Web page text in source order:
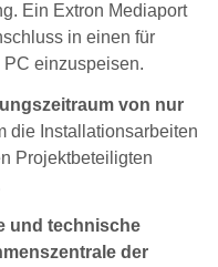
Ein Extron Mediaport
in einen für
einzuspeisen.
von nur
die Installationsarbeiten
Projektbeteiligten
und technische
der